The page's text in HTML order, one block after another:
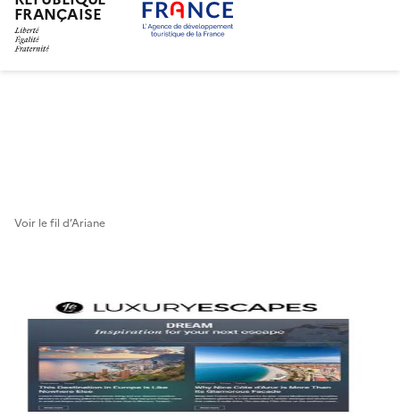
FRANÇAISE
Voir le fil d’Ariane